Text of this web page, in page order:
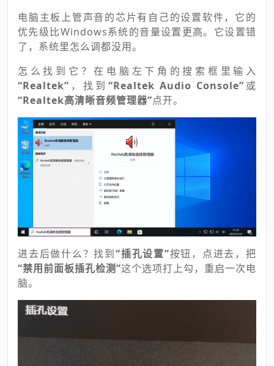
电脑主板上管声音的芯片有自己的设置软件，它的
优先级比Windows系统的音量设置更高。它设置错
了，系统里怎么调都没用。
怎么找到它？在电脑左下角的搜索框里输入
“Realtek” ，找到 “Realtek Audio Console” 或
“Realtek高清晰音频管理器”点开。
进去后做什么？找到“插孔设置”按钮，点进去，把
“禁用前面板插孔检测”这个选项打上勾，重启一次电
脑。